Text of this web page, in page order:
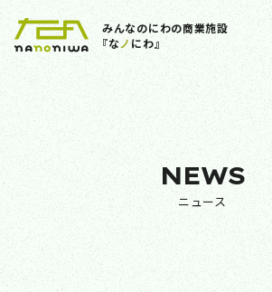
みんなのにわの商業施設
『なノ にわ』
NEWS
ニュース